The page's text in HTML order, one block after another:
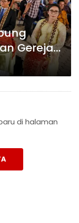
Gereja
di halaman